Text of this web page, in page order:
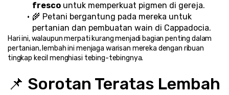
fresco untuk memperkuat pigmen di gereja.
🌾 Petani bergantung pada mereka untuk
pertanian dan pembuatan wain di Cappadocia.
Hari ini, walaupun merpati kurang menjadi bagian penting dalam
pertanian, lembah ini menjaga warisan mereka dengan ribuan
tingkap kecil menghiasi tebing-tebingnya.
📌 Sorotan Teratas Lembah